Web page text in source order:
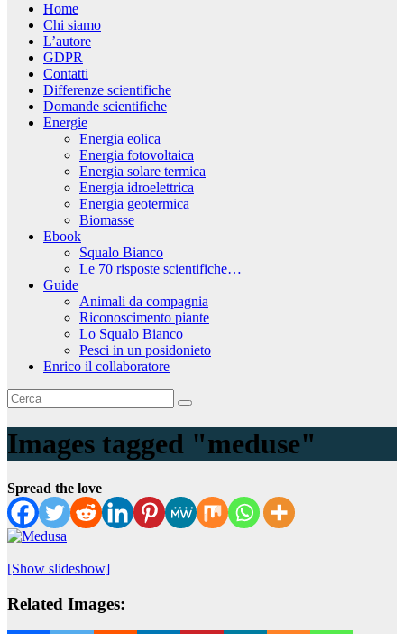
Home
Chi siamo
L’autore
GDPR
Contatti
Differenze scientifiche
Domande scientifiche
Energie
Energia eolica
Energia fotovoltaica
Energia solare termica
Energia idroelettrica
Energia geotermica
Biomasse
Ebook
Squalo Bianco
Le 70 risposte scientifiche…
Guide
Animali da compagnia
Riconoscimento piante
Lo Squalo Bianco
Pesci in un posidonieto
Enrico il collaboratore
Images tagged "meduse"
Spread the love
[Show slideshow]
Related Images: